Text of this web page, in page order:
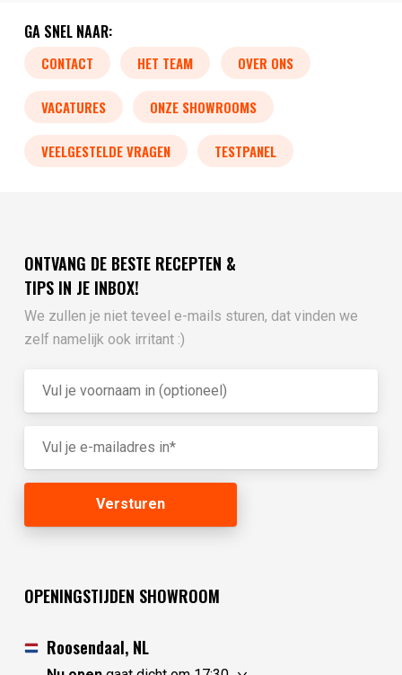
GA SNEL NAAR:
CONTACT HET TEAM OVER ONS
VACATURES ONZE SHOWROOMS
VEELGESTELDE VRAGEN TESTPANEL
ONTVANG DE BESTE RECEPTEN &
TIPS IN JE INBOX!
We zullen je niet teveel e-mails sturen, dat vinden we
zelf namelijk ook irritant :)
OPENINGSTIJDEN SHOWROOM
Roosendaal, NL